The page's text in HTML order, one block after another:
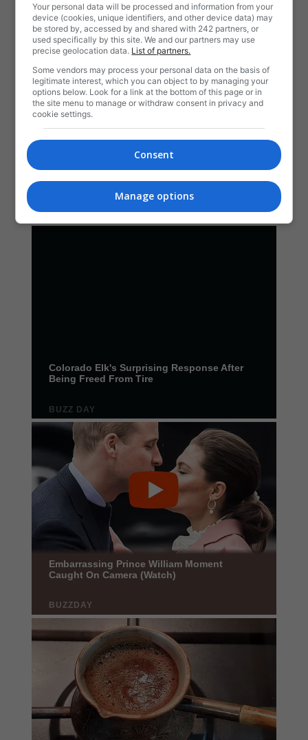
Your personal data will be processed and information from your
device (cookies, unique identifiers, and other device data) may
be stored by, accessed by and shared with 242 partners, or
used specifically by this site. We and our partners may use
precise geolocation data. List of partners.
Some vendors may process your personal data on the basis of
legitimate interest, which you can object to by managing your
options below. Look for a link at the bottom of this page or in
the site menu to manage or withdraw consent in privacy and
cookie settings.
Consent
Manage options